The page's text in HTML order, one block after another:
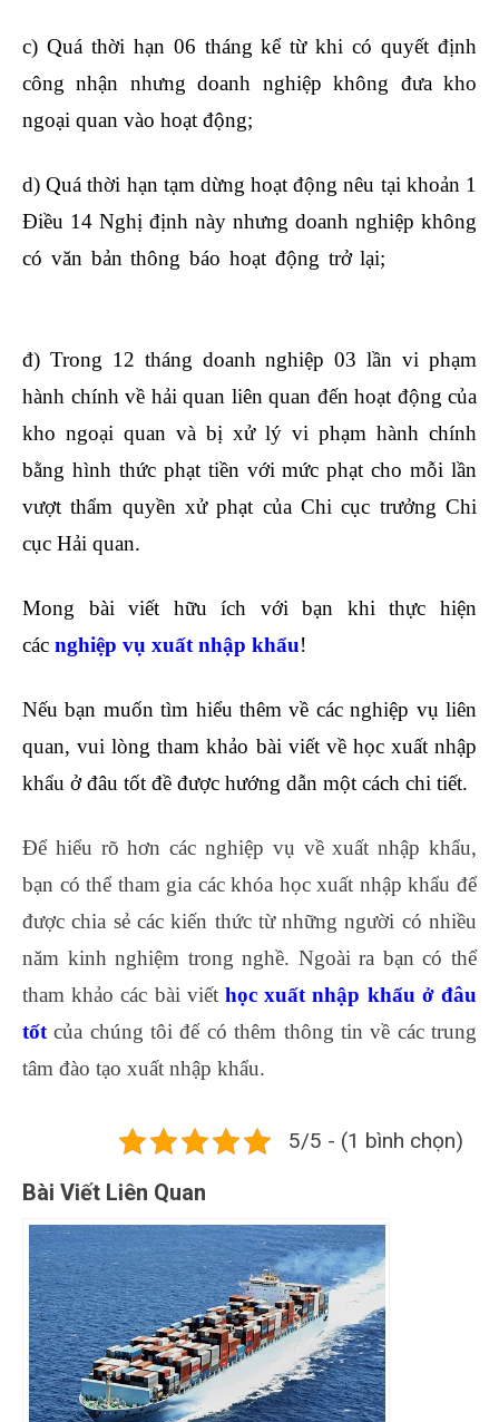
c) Quá thời hạn 06 tháng kể từ khi có quyết định
công nhận nhưng doanh nghiệp không đưa kho
ngoại quan vào hoạt động;
d) Quá thời hạn tạm dừng hoạt động nêu tại khoản 1
Điều 14 Nghị định này nhưng doanh nghiệp không
có văn bản thông báo hoạt động trở lại;
đ) Trong 12 tháng doanh nghiệp 03 lần vi phạm
hành chính về hải quan liên quan đến hoạt động của
kho ngoại quan và bị xử lý vi phạm hành chính
bằng hình thức phạt tiền với mức phạt cho mỗi lần
vượt thẩm quyền xử phạt của Chi cục trưởng Chi
cục Hải quan.
Mong bài viết hữu ích với bạn khi thực hiện
các nghiệp vụ xuất nhập khẩu!
Nếu bạn muốn tìm hiểu thêm về các nghiệp vụ liên
quan, vui lòng tham khảo bài viết về học xuất nhập
khẩu ở đâu tốt đề được hướng dẫn một cách chi tiết.
Để hiểu rõ hơn các nghiệp vụ về xuất nhập khẩu,
bạn có thể tham gia các khóa học xuất nhập khẩu để
được chia sẻ các kiến thức từ những người có nhiều
năm kinh nghiệm trong nghề. Ngoài ra bạn có thể
tham khảo các bài viết học xuất nhập khẩu ở đâu
tốtcủa chúng tôi để có thêm thông tin về các trung
tâm đào tạo xuất nhập khẩu.
5/5 - (1 bình chọn)
Bài Viết Liên Quan